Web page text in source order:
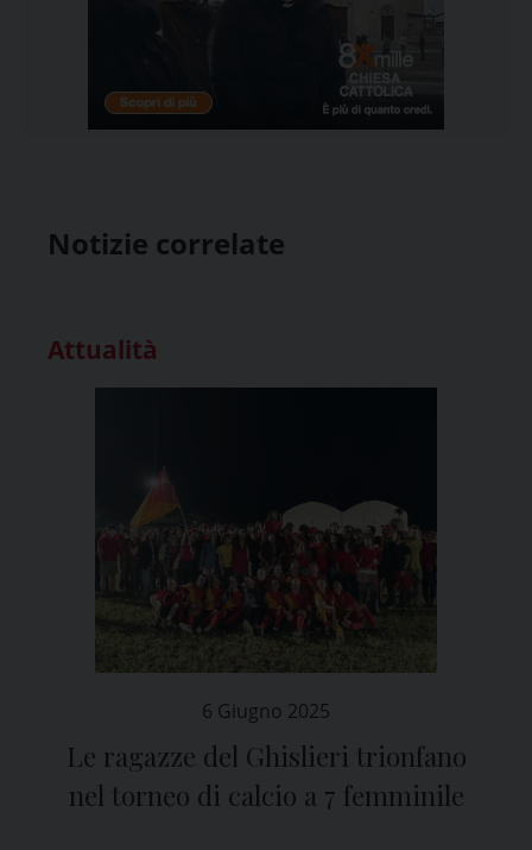
Notizie correlate
Attualità
6 Giugno 2025
Le ragazze del Ghislieri trionfano
nel torneo di calcio a 7 femminile